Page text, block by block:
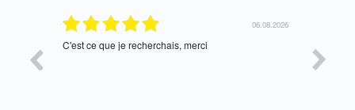
05.08.2026
tres bien